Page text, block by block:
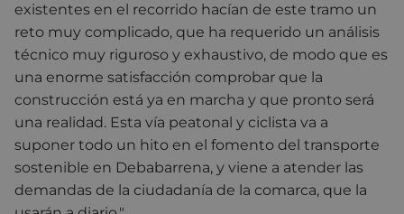
existentes en el recorrido hacían de este tramo un
reto muy complicado, que ha requerido un análisis
técnico muy riguroso y exhaustivo, de modo que es
una enorme satisfacción comprobar que la
construcción está ya en marcha y que pronto será
una realidad. Esta vía peatonal y ciclista va a
suponer todo un hito en el fomento del transporte
sostenible en Debabarrena, y viene a atender las
demandas de la ciudadanía de la comarca, que la